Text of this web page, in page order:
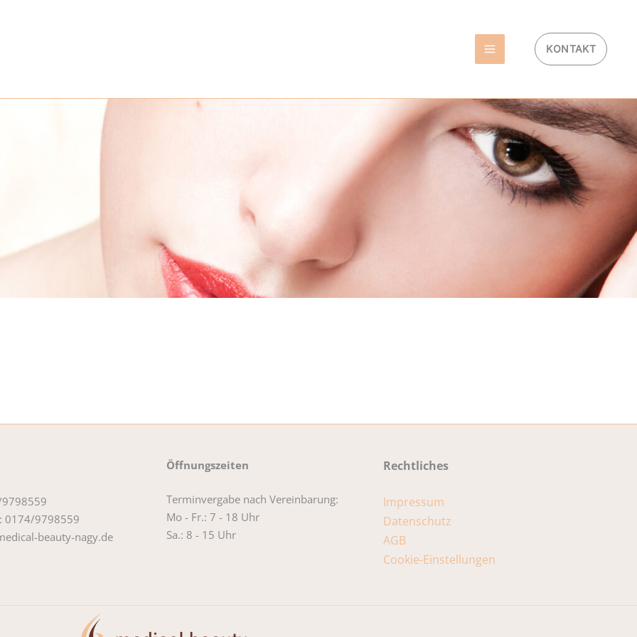
KONTAKT
0174/9798559
beauty-nagy.de
Öffnungszeiten
Terminvergabe nach Vereinbarung:
Mo - Fr.: 7 - 18 Uhr
Sa.: 8 - 15 Uhr
Rechtliches
Impressum
Datenschutz
AGB
Cookie-Einstellungen